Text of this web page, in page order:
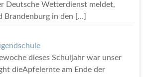
Deutsche Wetterdienst meldet,
Brandenburg in den
[…]
dieses Schuljahr war unser
dieApfelernte am Ende der